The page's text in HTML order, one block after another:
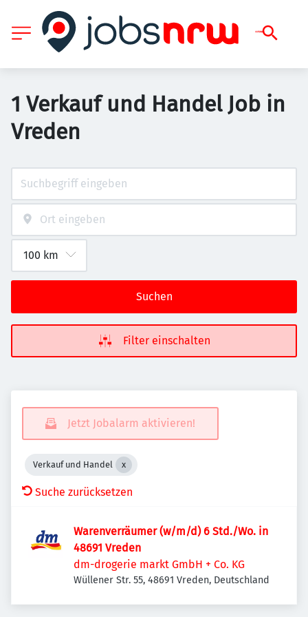
1 Verkauf und Handel Job in
Vreden
Suchen
Filter einschalten
Jetzt Jobalarm aktivieren!
Verkauf und Handel
Suche zurücksetzen
Warenverräumer (w/m/d) 6 Std./Wo. in
48691 Vreden
dm-drogerie markt GmbH + Co. KG
Wüllener Str. 55, 48691 Vreden, Deutschland